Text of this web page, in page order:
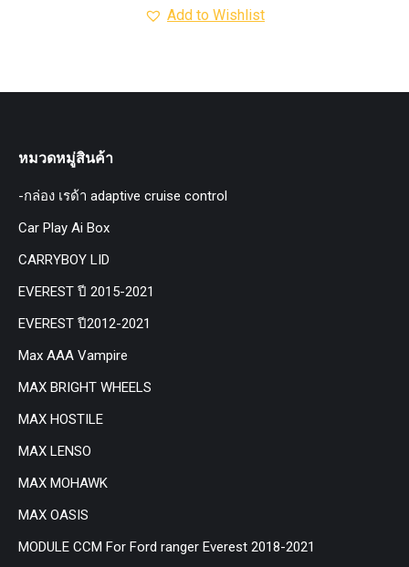
Add to Wishlist
หมวดหมู่สินค้า
-กล่อง เรด้า adaptive cruise control
Car Play Ai Box
CARRYBOY LID
EVEREST ปี 2015-2021
EVEREST ปี2012-2021
Max AAA Vampire
MAX BRIGHT WHEELS
MAX HOSTILE
MAX LENSO
MAX MOHAWK
MAX OASIS
MODULE CCM For Ford ranger Everest 2018-2021